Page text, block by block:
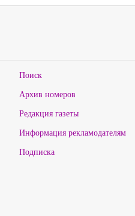
Поиск
Архив номеров
Редакция газеты
Информация рекламодателям
Подписка